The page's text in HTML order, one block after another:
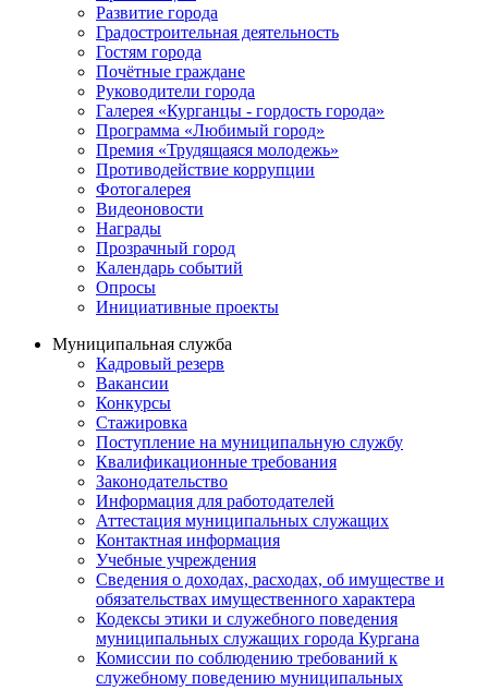
Развитие города
Градостроительная деятельность
Гостям города
Почётные граждане
Руководители города
Галерея «Курганцы - гордость города»
Программа «Любимый город»
Премия «Трудящаяся молодежь»
Противодействие коррупции
Фотогалерея
Видеоновости
Награды
Прозрачный город
Календарь событий
Опросы
Инициативные проекты
Муниципальная служба
Кадровый резерв
Вакансии
Конкурсы
Стажировка
Поступление на муниципальную службу
Квалификационные требования
Законодательство
Информация для работодателей
Аттестация муниципальных служащих
Контактная информация
Учебные учреждения
Сведения о доходах, расходах, об имуществе и
обязательствах имущественного характера
Кодексы этики и служебного поведения
муниципальных служащих города Кургана
Комиссии по соблюдению требований к
служебному поведению муниципальных